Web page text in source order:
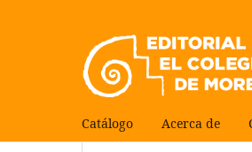
Catálogo Acerca de